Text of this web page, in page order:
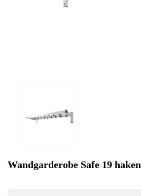
Wandgarderobe Safe 19 haken